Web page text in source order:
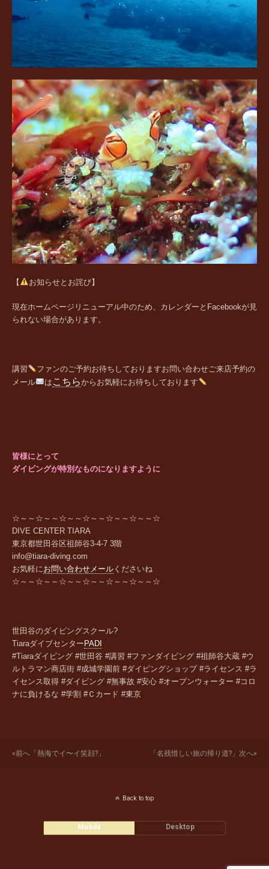
【 お知らせとお詫び】
現在ホームページリニューアル中のため、カレンダーとFacebookが見
られない場合があります。
講習 ファンのご予約お待ちしておりますお問い合わせご来店予約の
メール
は こちらからお気軽にお待ちしております
皆様にとって
ダイビングが特別なものになりますように
☆～～☆～～☆～～☆～～☆～～☆～～☆
DIVE CENTER TIARA
東京都世田谷区祖師谷3-4-7 3階
info@tiara-diving.com
お気軽にお問い合わせメール くださいね
☆～～☆～～☆～～☆～～☆～～☆～～☆
世田谷のダイビングスクール?
Tiaraダイブセンター PADI
#Tiaraダイビング #世田谷 #講習 #ファンダイビング #祖師谷大蔵 #ウ
ルトラマン商店街 #成城学園前 #ダイビングショップ #ライセンス #ラ
イセンス取得 #ダイビング #無事故 #安心 #オープンウォーター #コロ
ナに負けるな #学割 #Ｃカード #東京
«前へ「熱海でイ〜イ笑顔?」 「名残惜しい旅の帰り道?」次へ»
Back to top
Mobile Desktop